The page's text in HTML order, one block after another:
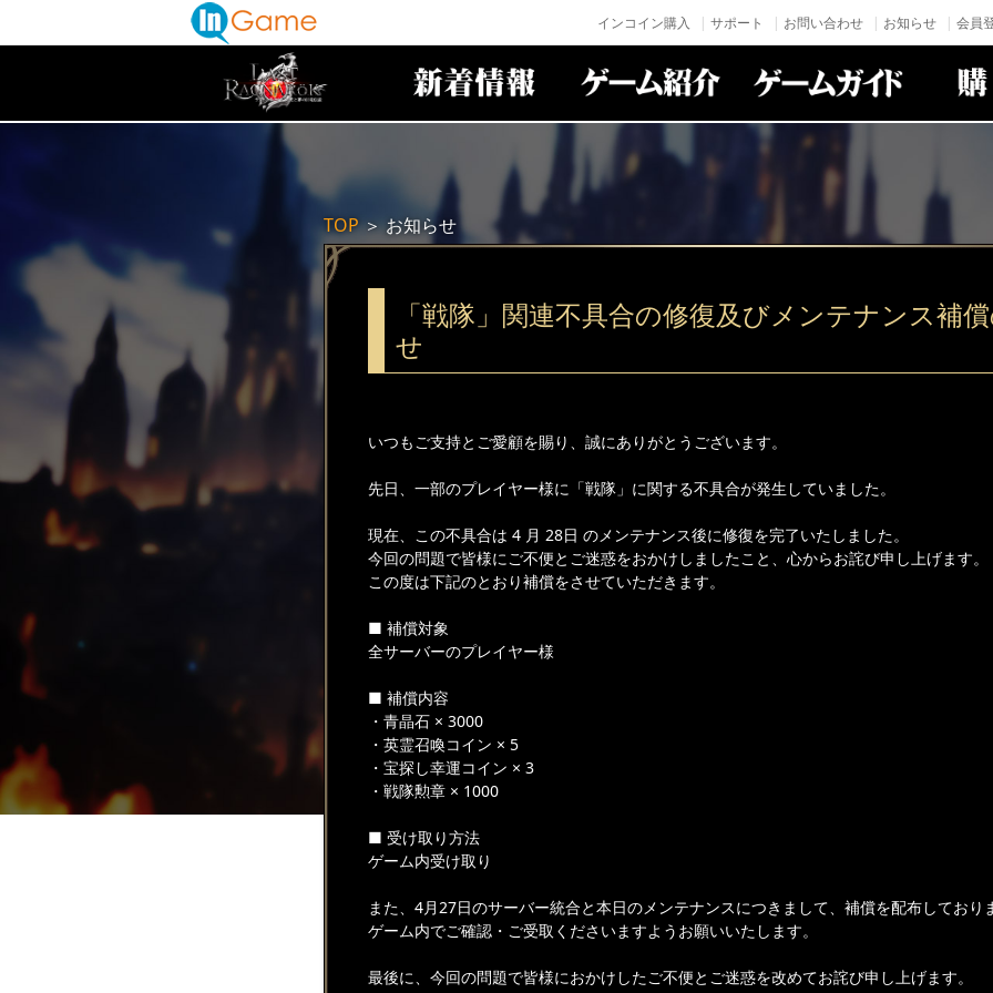
インコイン購入 サポート お問い合わせ お知らせ 会員
TOP＞お知らせ
「戦隊」関連不具合の修復及びメンテナンス補
せ
いつもご支持とご愛顧を賜り、誠にありがとうございます。
先日、一部のプレイヤー様に「戦隊」に関する不具合が発生していました。
現在、この不具合は 4 月 28日 のメンテナンス後に修復を完了いたしました。
今回の問題で皆様にご不便とご迷惑をおかけしましたこと、心からお詫び申し上げます。
この度は下記のとおり補償をさせていただきます。
■ 補償対象
全サーバーのプレイヤー様
■ 補償内容
・青晶石 × 3000
・英霊召喚コイン × 5
・宝探し幸運コイン × 3
・戦隊勲章 × 1000
■ 受け取り方法
ゲーム内受け取り
また、4月27日のサーバー統合と本日のメンテナンスにつきまして、補償を配布しており
ゲーム内でご確認・ご受取くださいますようお願いいたします。
最後に、今回の問題で皆様におかけしたご不便とご迷惑を改めてお詫び申し上げます。